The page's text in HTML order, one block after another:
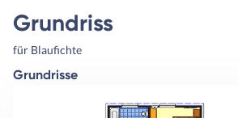
Grundriss
für Blaufichte
Grundrisse